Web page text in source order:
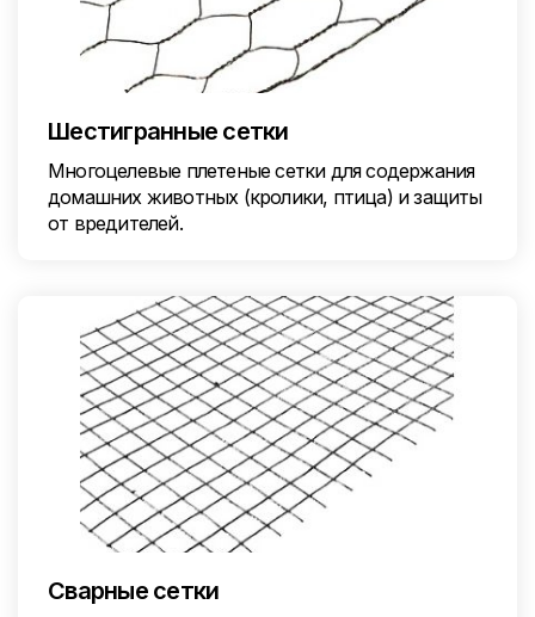
Шестигранные сетки
Многоцелевые плетеные сетки для содержания
домашних животных (кролики, птица) и защиты
от вредителей.
Сварные сетки